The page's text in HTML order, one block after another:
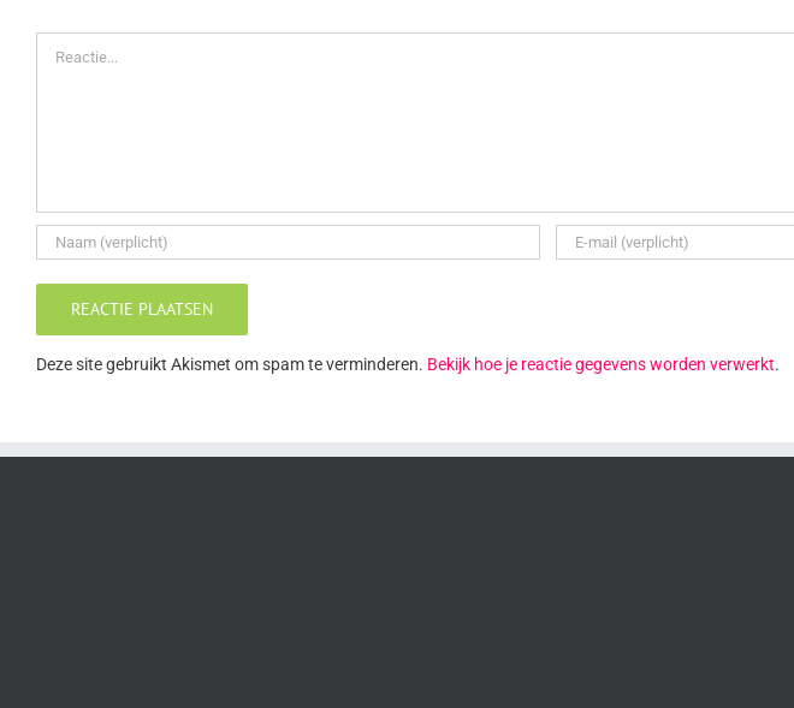
Deze site gebruikt Akismet om spam te verminderen. Bekijk hoe je reactie gegevens worden verwerkt.